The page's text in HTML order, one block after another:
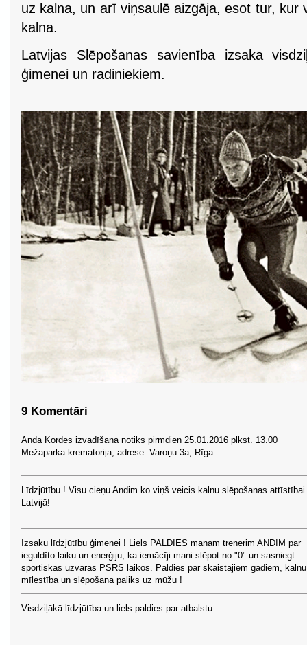
uz kalna, un arī viņsaulē aizgāja, esot tur, kur
kalna.
Latvijas Slēpošanas savienība izsaka
ģimenei un radiniekiem.
9 Komentāri
Anda Kordes izvadīšana notiks pirmdien 25.01.2016 plkst. 13.00
Mežaparka krematorija, adrese: Varoņu 3a, Rīga.
Līdzjūtību ! Visu cieņu Andim.ko viņš veicis kalnu slēpošanas attīstībai
Latvijā!
Izsaku līdzjūtību ģimenei ! Liels PALDIES manam trenerim ANDIM par
ieguldīto laiku un enerģiju, ka iemācīji mani slēpot no "0" un sasniegt
sportiskās uzvaras PSRS laikos. Paldies par skaistajiem gadiem, kalnu
mīlestība un slēpošana paliks uz mūžu !
Visdziļākā līdzjūtība un liels paldies par atbalstu.